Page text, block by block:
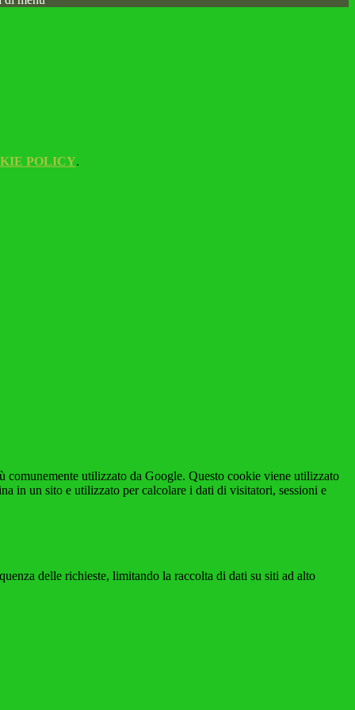
POLICY.
utilizzato da Google. Questo cookie viene utilizzato
in un sito e utilizzato per calcolare i dati di visitatori, sessioni e
delle richieste, limitando la raccolta di dati su siti ad alto